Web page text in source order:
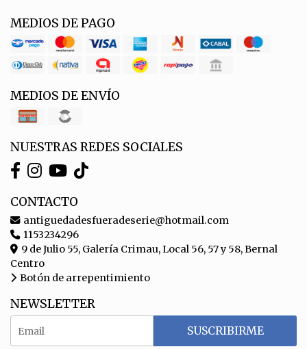
MEDIOS DE PAGO
MEDIOS DE ENVÍO
NUESTRAS REDES SOCIALES
CONTACTO
antiguedadesfueradeserie@hotmail.com
1153234296
9 de Julio 55, Galería Crimau, Local 56, 57 y 58, Bernal
Centro
Botón de arrepentimiento
NEWSLETTER
SUSCRIBIRME